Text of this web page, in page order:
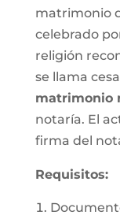
matrimonio
celebrado
religión
se llama
matrimonio
notaría. El
firma del
Requisitos: